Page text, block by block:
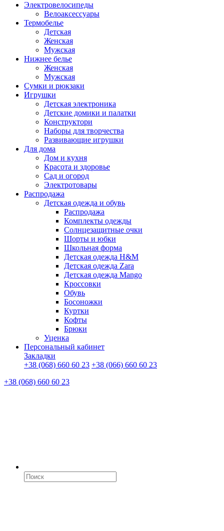
Электровелосипеды
Велоаксессуары
Термобелье
Детская
Женская
Мужская
Нижнее белье
Женская
Мужская
Сумки и рюкзаки
Игрушки
Детская электроника
Детские домики и палатки
Конструктори
Наборы для творчества
Развивающие игрушки
Для дома
Дом и кухня
Красота и здоровье
Сад и огород
Электротовары
Распродажа
Детская одежда и обувь
Распродажа
Комплекты одежды
Солнцезащитные очки
Шорты и юбки
Школьная форма
Детская одежда H&M
Детская одежда Zara
Детская одежда Mango
Кроссовки
Обувь
Босоножки
Куртки
Кофты
Брюки
Уценка
Персональный кабинет
Закладки
+38 (068) 660 60 23 +38 (066) 660 60 23
+38 (068) 660 60 23